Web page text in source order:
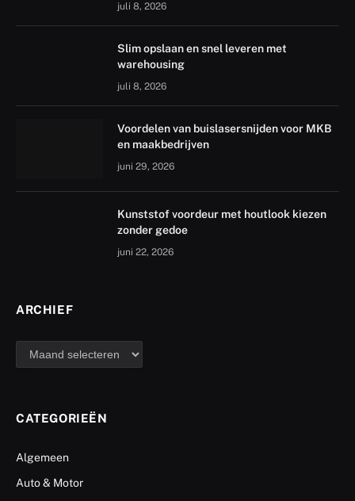
juli 8, 2026
Slim opslaan en snel leveren met
warehousing
juli 8, 2026
Voordelen van buislasersnijden voor MKB
en maakbedrijven
juni 29, 2026
Kunststof voordeur met houtlook kiezen
zonder gedoe
juni 22, 2026
ARCHIEF
archief
CATEGORIEËN
Algemeen
Auto & Motor